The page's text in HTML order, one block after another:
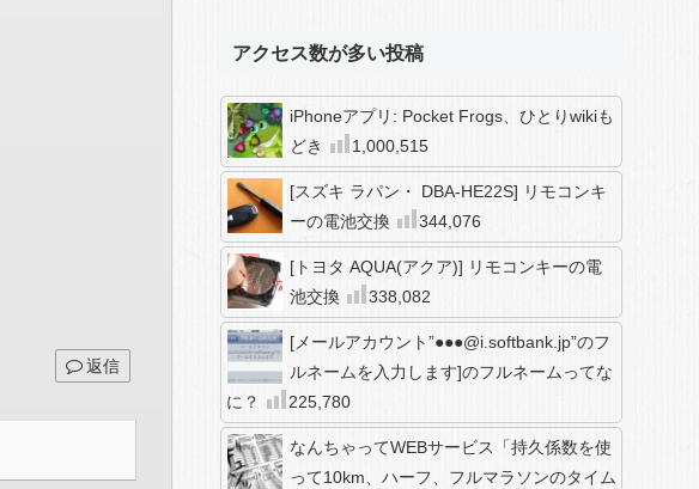
返信
アクセス数が多い投稿
iPhoneアプリ: Pocket Frogs、ひとりwikiも
どき
1,000,515
[スズキ ラパン・ DBA-HE22S] リモコンキ
ーの電池交換
344,076
[トヨタ AQUA(アクア)] リモコンキーの電
池交換
338,082
[メールアカウント”●●●@i.softbank.jp”のフ
ルネームを入力します]のフルネームってな
に？
225,780
なんちゃってWEBサービス「持久係数を使
って10km、ハーフ、フルマラソンのタイム